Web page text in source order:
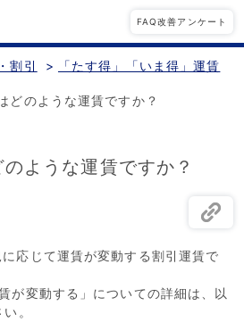
FAQ改善アンケート
割引 > 「たす得」「いま得」運賃
どのような運賃ですか？
のような運賃ですか？
に応じて運賃が変動する割引運賃で
が変動する」についての詳細は、以
。